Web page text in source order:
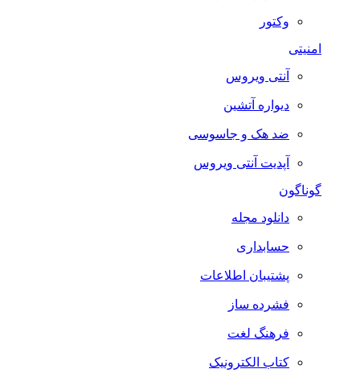
وکتور
امنیتی
آنتی ویروس
دیواره آتشین
ضد هک و جاسوسی
آپدیت آنتی ویروس
گوناگون
دانلود مجله
حسابداری
پشتیبان اطلاعات
فشرده ساز
فرهنگ لغت
کتاب الکترونیک